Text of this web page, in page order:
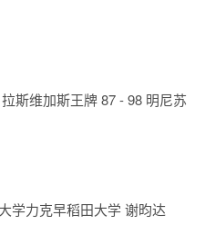
斯维加斯王牌 87 - 98 明尼苏
学力克早稻田大学 谢昀达